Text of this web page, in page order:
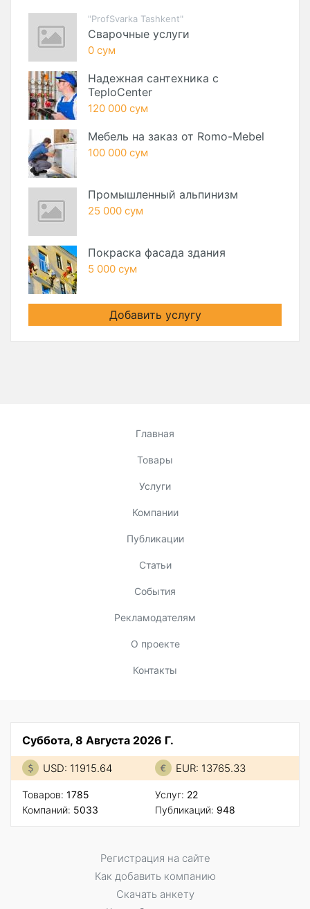
"ProfSvarka Tashkent"
Сварочные услуги
0 сум
Надежная сантехника с
TeploCenter
120 000 сум
Мебель на заказ от Romo-Mebel
100 000 сум
Промышленный альпинизм
25 000 сум
Покраска фасада здания
5 000 сум
Добавить услугу
Главная
Товары
Услуги
Компании
Публикации
Статьи
События
Рекламодателям
О проекте
Контакты
Суббота, 8 Августа 2026 Г.
USD: 11915.64 EUR: 13765.33
Товаров: 1785
Компаний: 5033
Услуг: 22
Публикаций: 948
Регистрация на сайте
Как добавить компанию
Скачать анкету